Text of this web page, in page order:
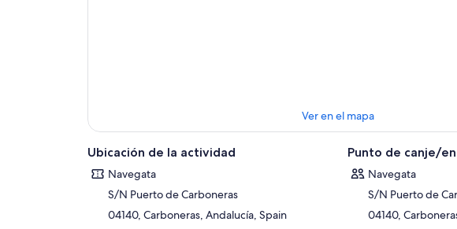
Ver en el mapa
Ubicación de la actividad
Navegata
S/N Puerto de Carboneras
04140, Carboneras, Andalucía, Spain
Punto de canje/
Navegata
S/N Puerto de
04140,